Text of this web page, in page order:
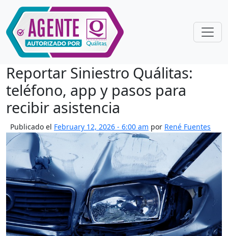
Skip to main content
Reportar Siniestro Quálitas:
teléfono, app y pasos para
recibir asistencia
Publicado el February 12, 2026 - 6:00 am por René Fuentes